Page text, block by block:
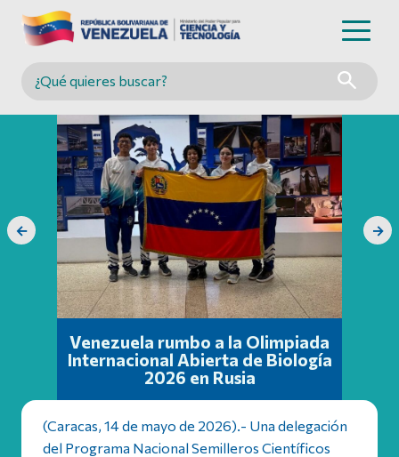
Buscar en MINCYT
← →
Venezuela rumbo a la Olimpiada
Internacional Abierta de Biología
2026 en Rusia
(Caracas, 14 de mayo de 2026).- Una delegación
del Programa Nacional Semilleros Científicos